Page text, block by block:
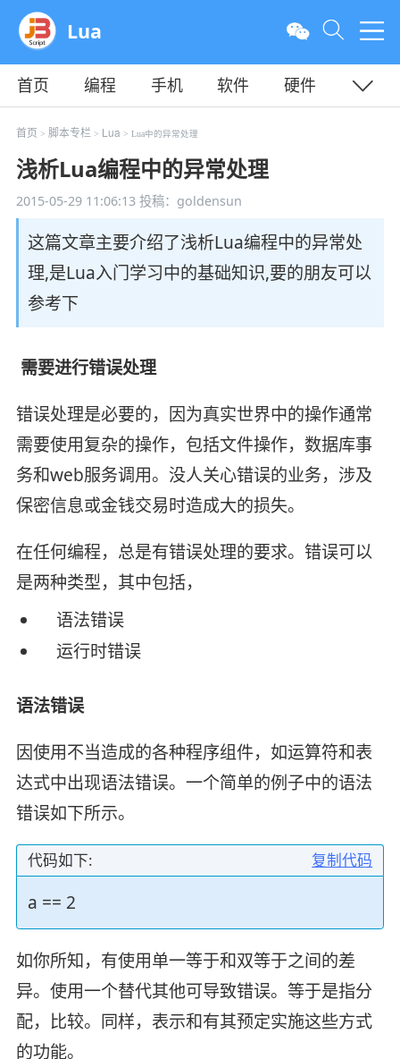
Lua
首页 编程 手机 软件
硬件
教程
平面 服务器
首页 > 脚本专栏> Lua> Lua中的异常处理
浅析Lua编程中的异常处理
2015-05-29 11:06:13投稿：goldensun
这篇文章主要介绍了浅析Lua编程中的异常处
理,是Lua入门学习中的基础知识,要的朋友可以
参考下
需要进行错误处理
错误处理是必要的，因为真实世界中的操作通常
需要使用复杂的操作，包括文件操作，数据库事
务和web服务调用。没人关心错误的业务，涉及
保密信息或金钱交易时造成大的损失。
在任何编程，总是有错误处理的要求。错误可以
是两种类型，其中包括，
语法错误
运行时错误
语法错误
因使用不当造成的各种程序组件，如运算符和表
达式中出现语法错误。一个简单的例子中的语法
错误如下所示。
复制代码
代码如下:
a == 2
如你所知，有使用单一等于和双等于之间的差
异。使用一个替代其他可导致错误。等于是指分
配，比较。同样，表示和有其预定实施这些方式
的功能。